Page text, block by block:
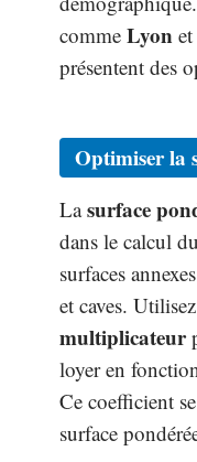
comme Lyon et
présentent des
Optimiser la
Lasurface
dans le calcul
surfaces
et caves.
multiplicateur
loyer en
Ce coefficient
surface